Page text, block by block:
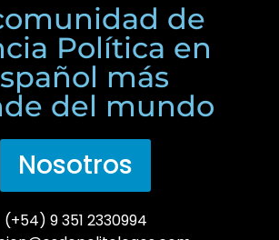
de
Política en
más
del mundo
Nosotros
(+54) 9 351 2330994